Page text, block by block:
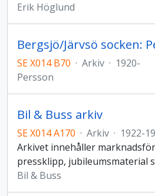
Erik Höglund
SE X014 B70 · Arkiv · 1920-
Persson
Bil & Buss arkiv
SE X014 A170 · Arkiv · 1922-
Arkivet innehåller
pressklipp, jubileumsmaterial
Bil & Buss